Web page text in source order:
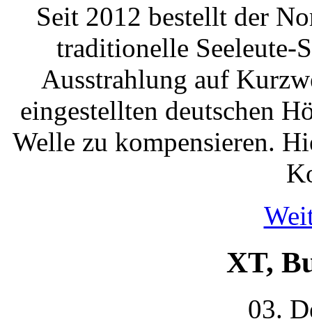
Seit 2012 bestellt der
traditionelle Seeleute-
Ausstrahlung auf
eingestellten deutschen
Welle zu kompensieren.
XT,
03.